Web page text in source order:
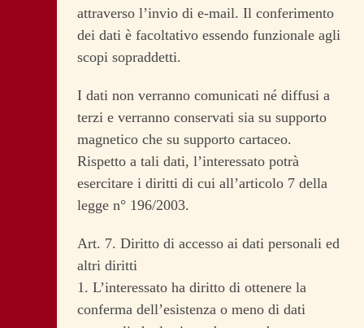
attraverso l’invio di e-mail. Il conferimento
dei dati è facoltativo essendo funzionale agli
scopi sopraddetti.
I dati non verranno comunicati né diffusi a
terzi e verranno conservati sia su supporto
magnetico che su supporto cartaceo.
Rispetto a tali dati, l’interessato potrà
esercitare i diritti di cui all’articolo 7 della
legge n° 196/2003.
Art. 7. Diritto di accesso ai dati personali ed
altri diritti
1. L’interessato ha diritto di ottenere la
conferma dell’esistenza o meno di dati